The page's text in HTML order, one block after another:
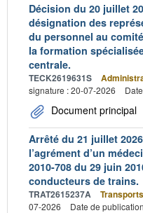
Décision du 20 juillet
désignation des
du personnel au
la formation
centrale.
TECK2619631S
signature : 20-07-2026
Document principal
Arrêté du 21 juillet
l’agrément d’un
2010-708 du 29 juin
conducteurs de trains.
TRAT2615237A Transports
07-2026
Date de